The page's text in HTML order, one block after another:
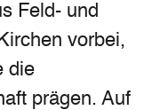
Feld- und
vorbei,
die
prägen. Auf